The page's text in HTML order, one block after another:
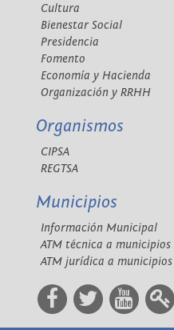
Cultura
Bienestar Social
Presidencia
Fomento
Economía y Hacienda
Organización y RRHH
Organismos
CIPSA
REGTSA
Municipios
Información Municipal
ATM técnica a municipios
ATM jurídica a municipios